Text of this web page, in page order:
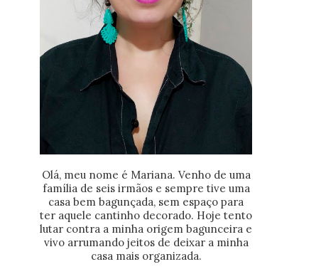
Olá, meu nome é Mariana. Venho de uma
família de seis irmãos e sempre tive uma
casa bem bagunçada, sem espaço para
ter aquele cantinho decorado. Hoje tento
lutar contra a minha origem bagunceira e
vivo arrumando jeitos de deixar a minha
casa mais organizada.